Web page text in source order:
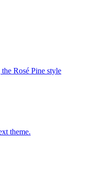
Rosé Pine style
theme.